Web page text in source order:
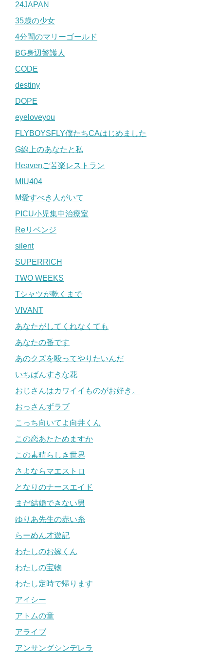
24JAPAN
35歳の少女
4分間のマリーゴールド
BG身辺警護人
CODE
destiny
DOPE
eyeloveyou
FLYBOYSFLY僕たちCAはじめました
G線上のあなたと私
Heavenご苦楽レストラン
MIU404
M愛すべき人がいて
PICU小児集中治療室
Reリベンジ
silent
SUPERRICH
TWO WEEKS
Tシャツが乾くまで
VIVANT
あなたがしてくれなくても
あなたの番です
あのクズを殴ってやりたいんだ
いちばんすきな花
おじさんはカワイイものがお好き。
おっさんずラブ
こっち向いてよ向井くん
この恋あたためますか
この素晴らしき世界
さよならマエストロ
となりのナースエイド
まだ結婚できない男
ゆりあ先生の赤い糸
らーめん才遊記
わたしのお嫁くん
わたしの宝物
わたし定時で帰ります
アイシー
アトムの童
アライブ
アンサングシンデレラ